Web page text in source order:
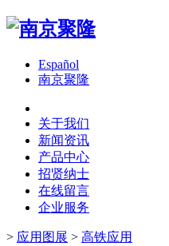
Español
南京聚隆
关于我们
新闻资讯
产品中心
招贤纳士
在线留言
企业服务
> 应用图展 > 高铁应用